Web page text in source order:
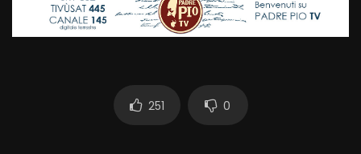
251 0